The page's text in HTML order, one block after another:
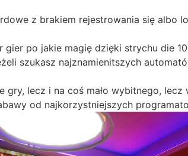
z brakiem rejestrowania się albo
po jakie magię dzięki strychu die
szukasz najznamienitszych
gry, lecz i na coś mało wybitnego,
od najkorzystniejszych